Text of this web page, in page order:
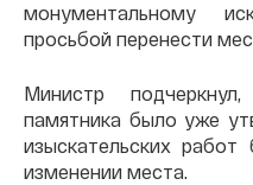
монументальному
просьбой перенести
Министр
памятника было уже
изыскательских
изменении места.